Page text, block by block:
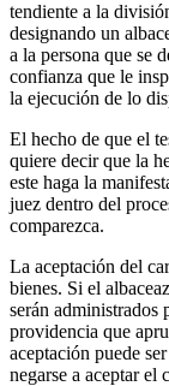
tendiente a la
designando un
a la persona que se
confianza que le
la ejecución de lo
El hecho de que el
quiere decir que la
este haga la
juez dentro del
comparezca.
La aceptación del
bienes. Si el
serán administrados
providencia que
aceptación puede
negarse a aceptar el